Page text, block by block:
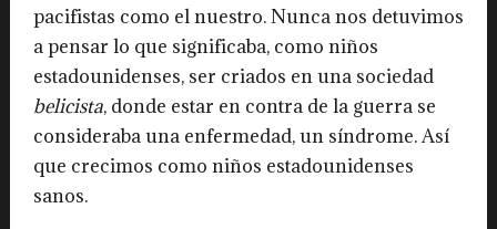
pacifistas como el nuestro. Nunca nos detuvimos
a pensar lo que significaba, como niños
estadounidenses, ser criados en una sociedad
belicista, donde estar en contra de la guerra se
consideraba una enfermedad, un síndrome. Así
que crecimos como niños estadounidenses
sanos.